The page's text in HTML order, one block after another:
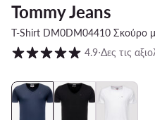
Tommy Jeans
T-Shirt DM0DM04410 Σκούρο
Βαθμολογία πελατών σε
4.9⋅Δες τις